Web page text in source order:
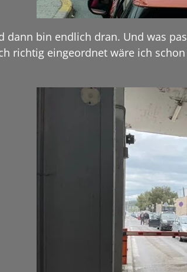
dann bin endlich dran. Und was
richtig eingeordnet wäre ich